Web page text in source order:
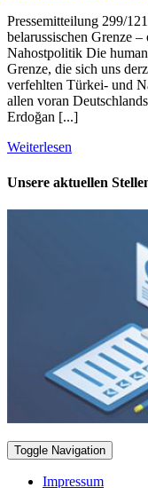
Pressemitteilung 299/
belarussischen Grenze
Nahostpolitik Die
Grenze, die sich uns
verfehlten Türkei- und
allen voran
Erdoğan [...]
Weiterlesen
Unsere aktuellen
Toggle Navigation
Impressum